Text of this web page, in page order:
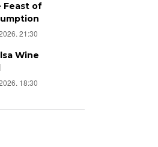
Feast of
21:30
Wine
18:30